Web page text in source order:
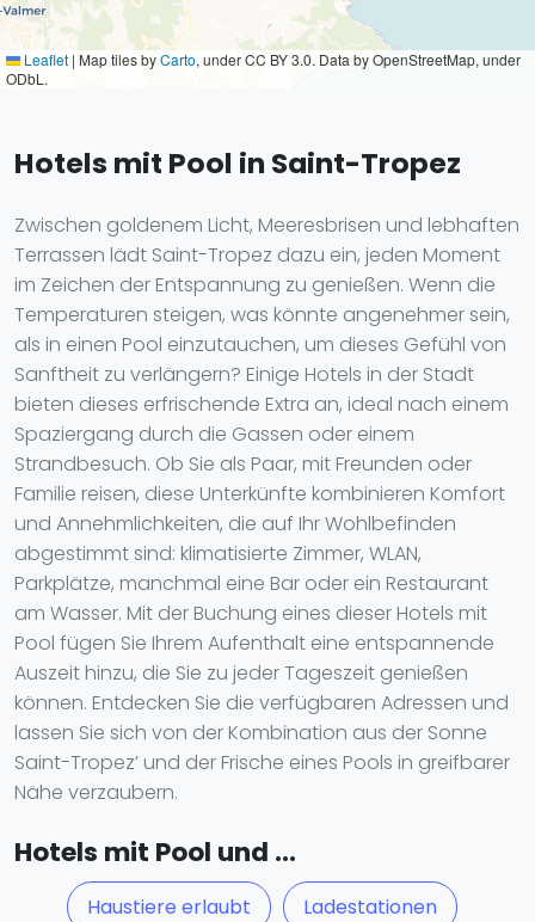
Leaflet | Map tiles byCarto, under CC BY 3.0. Data by OpenStreetMap, under
ODbL.
Hotels mit Pool in Saint-Tropez
Zwischen goldenem Licht, Meeresbrisen und lebhaften
Terrassen lädt Saint-Tropez dazu ein, jeden Moment
im Zeichen der Entspannung zu genießen. Wenn die
Temperaturen steigen, was könnte angenehmer sein,
als in einen Pool einzutauchen, um dieses Gefühl von
Sanftheit zu verlängern? Einige Hotels in der Stadt
bieten dieses erfrischende Extra an, ideal nach einem
Spaziergang durch die Gassen oder einem
Strandbesuch. Ob Sie als Paar, mit Freunden oder
Familie reisen, diese Unterkünfte kombinieren Komfort
und Annehmlichkeiten, die auf Ihr Wohlbefinden
abgestimmt sind: klimatisierte Zimmer, WLAN,
Parkplätze, manchmal eine Bar oder ein Restaurant
am Wasser. Mit der Buchung eines dieser Hotels mit
Pool fügen Sie Ihrem Aufenthalt eine entspannende
Auszeit hinzu, die Sie zu jeder Tageszeit genießen
können. Entdecken Sie die verfügbaren Adressen und
lassen Sie sich von der Kombination aus der Sonne
Saint-Tropez’ und der Frische eines Pools in greifbarer
Nähe verzaubern.
Hotels mit Pool und ...
Haustiere erlaubt Ladestationen